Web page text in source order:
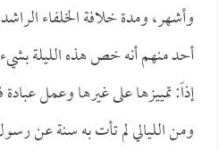
وأشهر، ومدة خلافة الخلفاء
أحد منهم أنه خص هذه الليلة
إذاً: تمييزها على غيرها وعمل
ومن الليالي لم تأت به سنة عن